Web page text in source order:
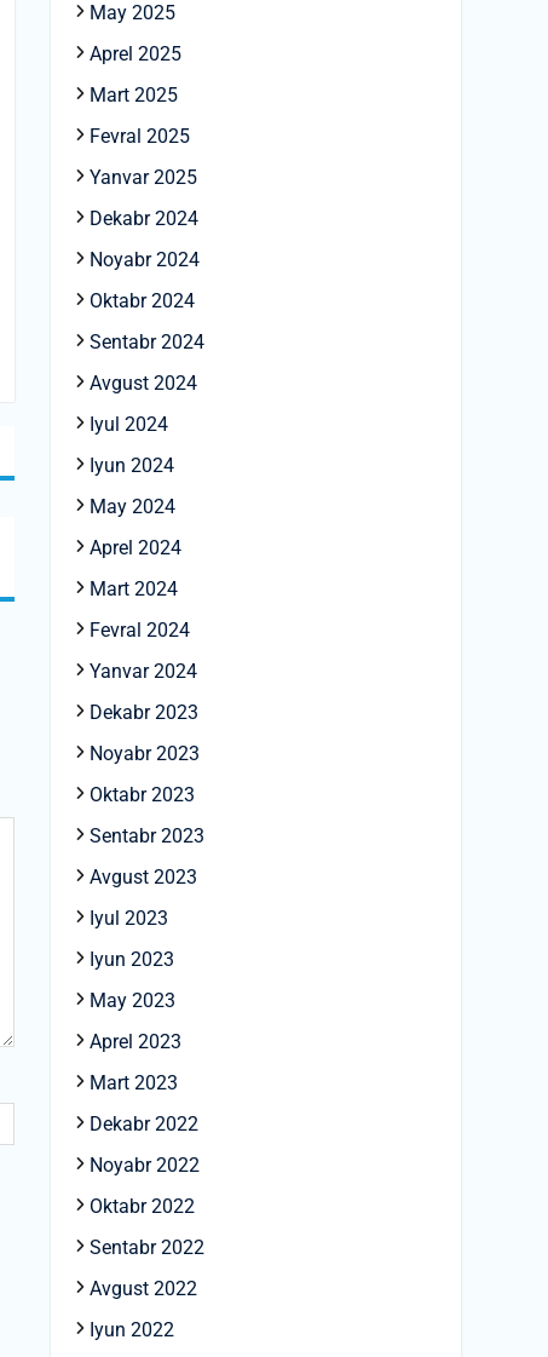
May 2025
Aprel 2025
Mart 2025
Fevral 2025
Yanvar 2025
Dekabr 2024
Noyabr 2024
Oktabr 2024
Sentabr 2024
Avgust 2024
Iyul 2024
Iyun 2024
May 2024
Aprel 2024
Mart 2024
Fevral 2024
Yanvar 2024
Dekabr 2023
Noyabr 2023
Oktabr 2023
Sentabr 2023
Avgust 2023
Iyul 2023
Iyun 2023
May 2023
Aprel 2023
Mart 2023
Dekabr 2022
Noyabr 2022
Oktabr 2022
Sentabr 2022
Avgust 2022
Iyun 2022